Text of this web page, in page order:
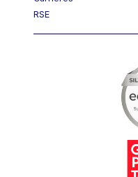
Carrières
RSE